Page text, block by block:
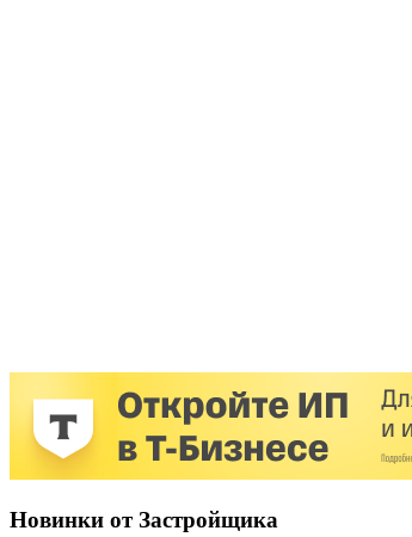
Новинки от Застройщика